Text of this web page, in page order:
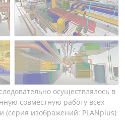
осуществлялось в
совместную работу всех
(серия изображений: PLANplus)